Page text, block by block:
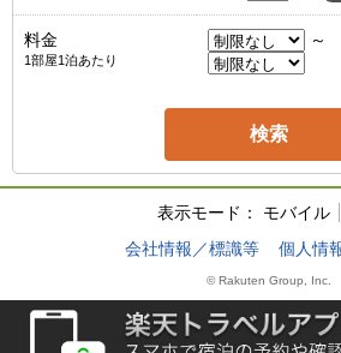
料金
1部屋1泊あたり
～
表示モード： モバイル
会社情報／標識等
個人情
© Rakuten Group, Inc.